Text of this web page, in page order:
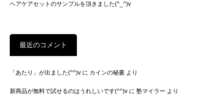
ヘアケアセットのサンプルを頂きました(^_^)v
最近のコメント
「あたり」が出ました(^^)v に カインの秘書 より
新商品が無料で試せるのはうれしいです(^^)v に 塾マイラー より